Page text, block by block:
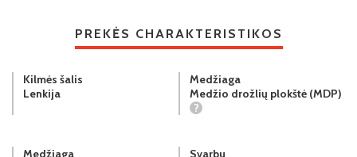
PREKĖS CHARAKTERISTIKOS
Kilmės šalis
Lenkija
Medžiaga
Medžio drožlių plokštė (MDP)
?
Medžiaga
Svarbu